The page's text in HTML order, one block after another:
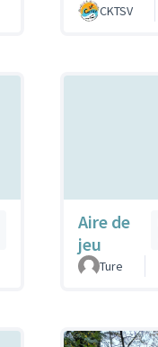
CKTSV
Aire de
jeu
Ture